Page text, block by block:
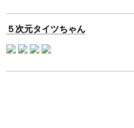
５次元タイツちゃん